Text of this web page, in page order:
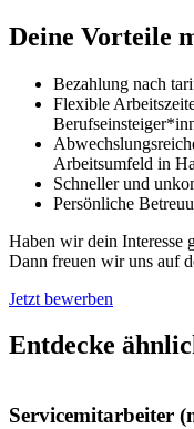
Deine Vorteile
Bezahlung nach
Flexible
Arbeitsumfeld in
Schneller und
Persönliche
Haben wir dein Interesse
Dann freuen wir uns auf
Jetzt bewerben
Entdecke
Servicemitarbeiter